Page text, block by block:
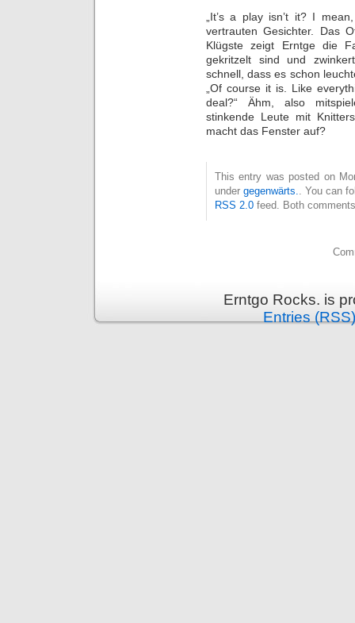
„It’s a play isn’t it? I
vertrauten Gesichter. Das
Klügste zeigt Erntge die
gekritzelt sind und
schnell, dass es schon
„Of course it is. Like
deal?“ Ähm, also
stinkende Leute mit
macht das Fenster auf?
This entry was posted on
under gegenwärts.
. You can
RSS 2.0 feed. Both
Erntgo Rocks. is
Entries (RSS)